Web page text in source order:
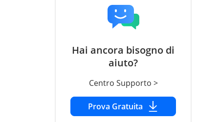
Simula il movimento GPS -
Modalità Salto Teletrasporto
Simula il movimento GPS -
tramite la Modalità a Due
Simula il movimento GPS con
percorso personalizzato - in
Hai ancora bisogno di
aiuto?
Centro Supporto >
Prova Gratuita